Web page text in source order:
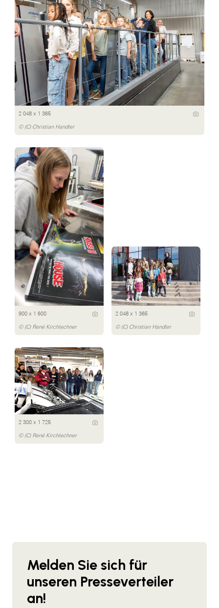
2 048 x 1 365
© (C) Christian Handler
900 x 1 600
© (C) René Kirchlechner
2 048 x 1 365
© (C) Christian Handler
2 300 x 1 725
© (C) René Kirchlechner
Melden Sie sich für
unseren Presseverteiler
an!